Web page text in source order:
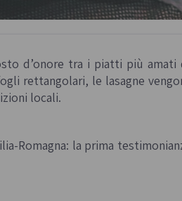
d’onore tra i piatti più amati
rettangolari, le lasagne
locali.
Romagna: la prima